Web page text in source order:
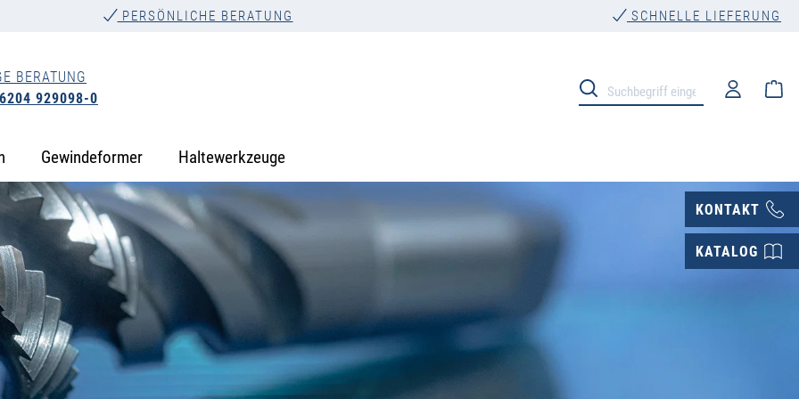
PERSÖNLICHE BERATUNG SCHNELLE LIEFERUNG
BERATUNG
929098-0
Gewindeformer Haltewerkzeuge
KONTAKT
KATALOG